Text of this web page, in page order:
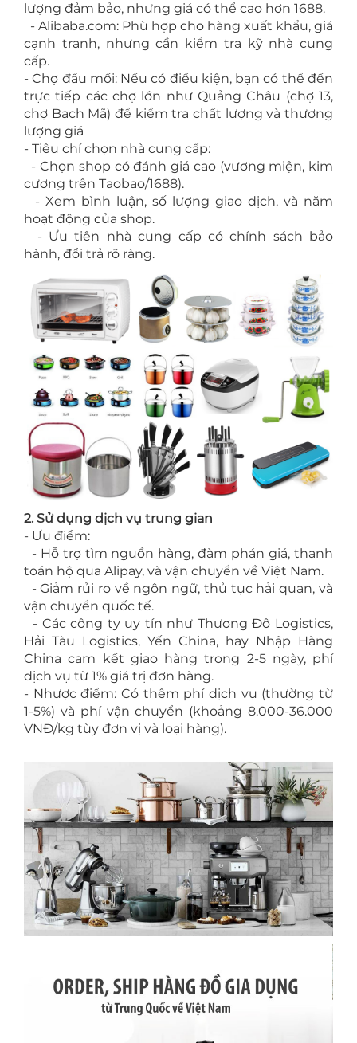
lượng đảm bảo, nhưng giá có thể cao hơn 1688.
- Alibaba.com: Phù hợp cho hàng xuất khẩu, giá
cạnh tranh, nhưng cần kiểm tra kỹ nhà cung
cấp.
- Chợ đầu mối: Nếu có điều kiện, bạn có thể đến
trực tiếp các chợ lớn như Quảng Châu (chợ 13,
chợ Bạch Mã) để kiểm tra chất lượng và thương
lượng giá
- Tiêu chí chọn nhà cung cấp:
- Chọn shop có đánh giá cao (vương miện, kim
cương trên Taobao/1688).
- Xem bình luận, số lượng giao dịch, và năm
hoạt động của shop.
- Ưu tiên nhà cung cấp có chính sách bảo
hành, đổi trả rõ ràng.
2. Sử dụng dịch vụ trung gian
- Ưu điểm:
- Hỗ trợ tìm nguồn hàng, đàm phán giá, thanh
toán hộ qua Alipay, và vận chuyển về Việt Nam.
- Giảm rủi ro về ngôn ngữ, thủ tục hải quan, và
vận chuyển quốc tế.
- Các công ty uy tín như Thương Đô Logistics,
Hải Tàu Logistics, Yến China, hay Nhập Hàng
China cam kết giao hàng trong 2-5 ngày, phí
dịch vụ từ 1% giá trị đơn hàng.
- Nhược điểm: Có thêm phí dịch vụ (thường từ
1-5%) và phí vận chuyển (khoảng 8.000-36.000
VNĐ/kg tùy đơn vị và loại hàng).